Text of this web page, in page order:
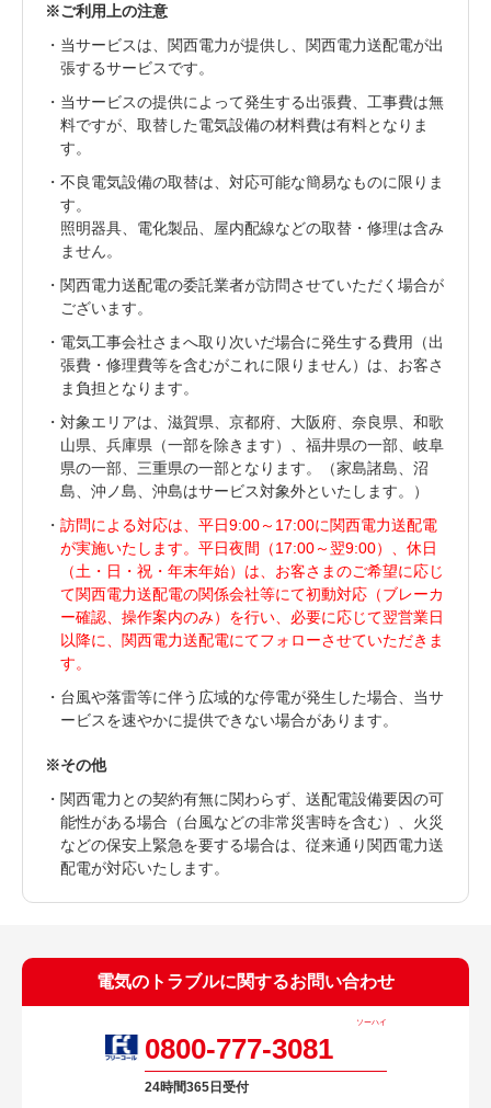
ご利用上の注意
当サービスは、関西電力が提供し、関西電力送配電が出
張するサービスです。
当サービスの提供によって発生する出張費、工事費は無
料ですが、取替した電気設備の材料費は有料となりま
す。
不良電気設備の取替は、対応可能な簡易なものに限りま
す。
照明器具、電化製品、屋内配線などの取替・修理は含み
ません。
関西電力送配電の委託業者が訪問させていただく場合が
ございます。
電気工事会社さまへ取り次いだ場合に発生する費用（出
張費・修理費等を含むがこれに限りません）は、お客さ
ま負担となります。
対象エリアは、滋賀県、京都府、大阪府、奈良県、和歌
山県、兵庫県（一部を除きます）、福井県の一部、岐阜
県の一部、三重県の一部となります。（家島諸島、沼
島、沖ノ島、沖島はサービス対象外といたします。）
訪問による対応は、平日9:00～17:00に関西電力送配電
が実施いたします。平日夜間（17:00～翌9:00）、休日
（土・日・祝・年末年始）は、お客さまのご希望に応じ
て関西電力送配電の関係会社等にて初動対応（ブレーカ
ー確認、操作案内のみ）を行い、必要に応じて翌営業日
以降に、関西電力送配電にてフォローさせていただきま
す。
台風や落雷等に伴う広域的な停電が発生した場合、当サ
ービスを速やかに提供できない場合があります。
その他
関西電力との契約有無に関わらず、送配電設備要因の可
能性がある場合（台風などの非常災害時を含む）、火災
などの保安上緊急を要する場合は、従来通り関西電力送
配電が対応いたします。
電気のトラブルに関するお問い合わせ
0800-777-3081
ソーハイ
24時間365日受付